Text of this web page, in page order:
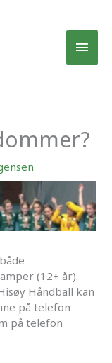
(12+ år).
Håndball kan
på telefon
på telefon